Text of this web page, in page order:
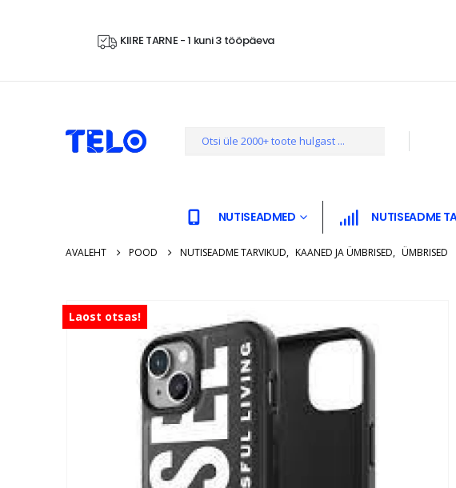
KIIRE TARNE - 1 kuni 3 tööpäeva
NUTISEADMED NUTISEADME
AVALEHT POOD NUTISEADME TARVIKUD, KAANED JA ÜMBRISED, ÜMBRISED
Laost otsas!